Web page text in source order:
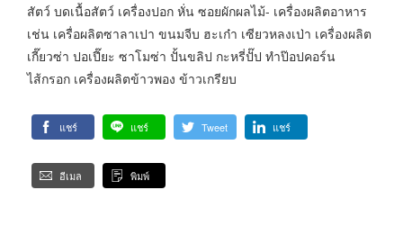
สัตว์ บดเนื้อสัตว์ เครื่องปอก หั่น ซอยผักผลไม้- เครื่องผลิตอาหาร
เช่น เครื่อผลิตซาลาเปา ขนมจีบ ฮะเก๋า เซียวหลงเป่า เครื่องผลิต
เกี๊ยวซ่า ปอเปี๊ยะ ซาโมซ่า ปั้นขลิป กะหรี่ปั๊ป ทำป๊อปคอร์น
ไส้กรอก เครื่องผลิตข้าวพอง ข้าวเกรียบ
แชร์ แชร์ Tweet แชร์
อีเมล พิมพ์